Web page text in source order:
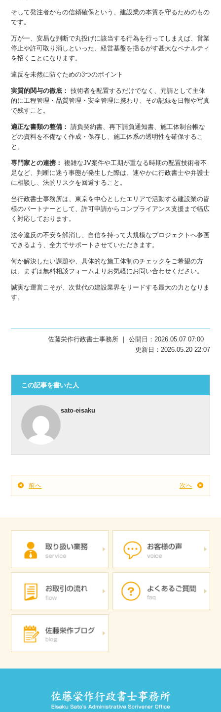
そして発注者からの信頼確保という、建設業の本質を守るためのもの
です。
万が一、安易な判断で丸投げに該当する行為を行ってしまえば、営業
停止や許可取り消しといった、経営基盤を揺るがす甚大なペナルティ
を招くことになります。
違反を未然に防ぐための3つのポイント
実質的関与の徹底： 技術者を配置するだけでなく、元請として主体
的に工程管理・品質管理・安全管理に携わり、その記録を日報や写真
で残すこと。
適正な書類の整備： 請負契約書、再下請負通知書、施工体制台帳な
どの資料を不備なく作成・保存し、施工体系の透明性を確保するこ
と。
専門家との連携： 複雑なJV案件や工期が重なる時期の配置技術者不
足など、判断に迷う事態が発生した際は、速やかに行政書士や弁護士
に相談し、法的リスクを回避すること。
当行政書士事務所は、東京を中心としたエリアで活動する建設業の皆
様のパートナーとして、許可申請からコンプライアンス支援まで幅広
く対応しております。
法令違反の不安を解消し、自信を持って大規模なプロジェクトへ参画
できるよう、全力でサポートさせていただきます。
何か解決したい課題や、具体的な施工体制のチェックをご希望の方
は、まずは無料相談フォームよりお気軽にお問い合わせください。
誠実な運営こそが、次世代の建設業界をリードする最大の力となりま
す。
佐藤栄作行政書士事務所 ｜ 公開日：2026.05.07 07:00
更新日：2026.05.20 22:07
この記事を書いた人
sato-eisaku
前へ 次へ